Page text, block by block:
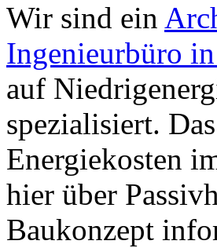
Wir sind ein
Ingenieurbüro
auf
spezialisiert.
Energiekosten
hier über
Baukonzept